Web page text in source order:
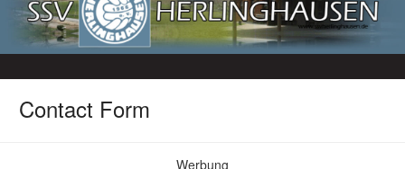
Contact Form
Werbung